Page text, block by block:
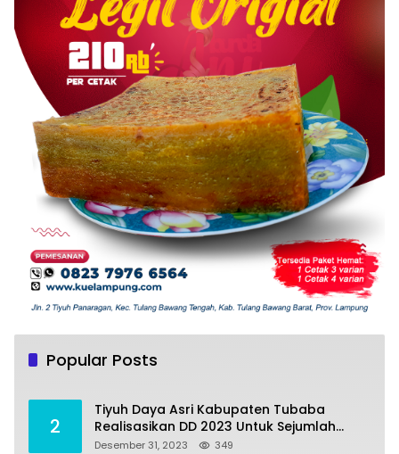
Popular Posts
Pembangunan
Juli 4, 2022
2
Tiyuh Daya Asri Kabupaten Tubaba
Realisasikan DD 2023 Untuk Sejumlah
Program Pembangunan
Desember 31, 2023 349